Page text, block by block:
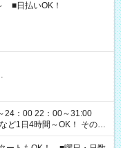
■日払いOK！
24：00 22：00～31:00
4時間～OK！ その他
談ください！